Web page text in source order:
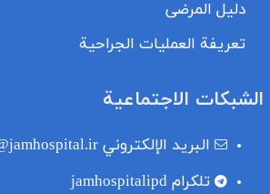
دليل المرضى
تعريفة العمليات الجراحية
الشبكات الاجتماعية
البريد الإلكتروني ipd@jamhospital.ir
تلکرام jamhospitalipd